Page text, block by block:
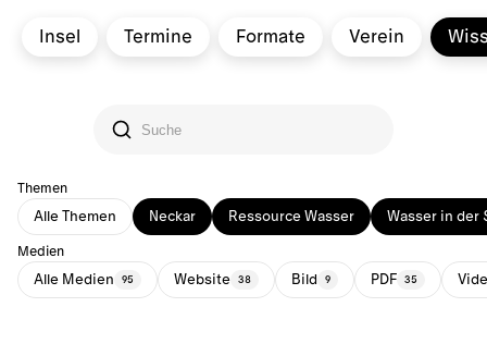
Insel Termine Formate Verein
Themen
Alle Themen Neckar Ressource Wasser Wasser in der
Medien
Alle Medien 95 Website 38 Bild 9 PDF 35